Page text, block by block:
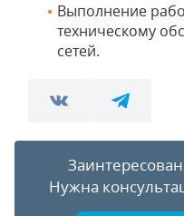
Выполнение
техническому
сетей.
Нужна